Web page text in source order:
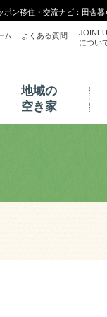
ポン移住・交流ナビ：田舎
ム よくある質問
につい
地域の
空き家